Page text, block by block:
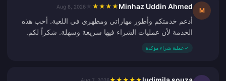
M
Minhaz Uddin Ahmed
★
★
★
★
Aug 8, 2026
أدعم خدمتكم وأطور مهاراتي ومظهري في اللعبة. أحب هذه
الخدمة لأن عمليات الشراء فيها سريعة وسهلة. شكراً لكم.
✓عملية شراء مؤكدة